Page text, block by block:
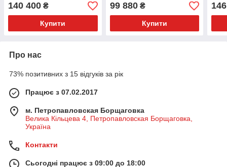
140 400 ₴
Купити
99 880₴
Купити
Про нас
73% позитивних з 15 відгуків за рік
Працює з 07.02.2017
м. Петропавловская Борщаговка
Велика Кільцева 4, Петропавловская Борщаговка,
Україна
Контакти
Сьогодні працює з 09:00 до 18:00